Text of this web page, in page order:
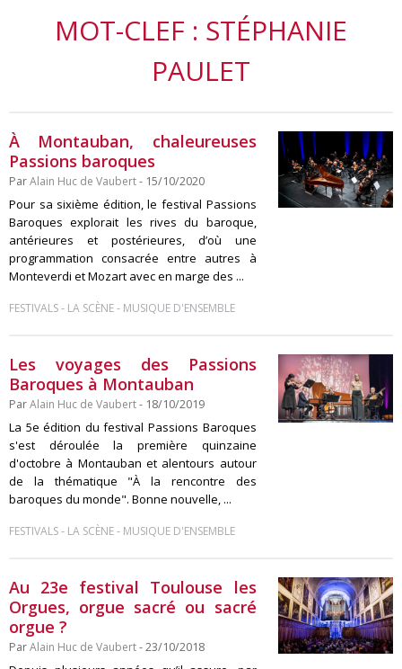
MOT-CLEF : STÉPHANIE
PAULET
À Montauban, chaleureuses
Passions baroques
ParAlain Huc de Vaubert- 15/10/2020
Pour sa sixième édition, le festival Passions
Baroques explorait les rives du baroque,
antérieures et postérieures, d’où une
programmation consacrée entre autres à
Monteverdi et Mozart avec en marge des ...
FESTIVALS- LA SCÈNE- MUSIQUE D'ENSEMBLE
Les voyages des Passions
Baroques à Montauban
ParAlain Huc de Vaubert- 18/10/2019
La 5e édition du festival Passions Baroques
s'est déroulée la première quinzaine
d'octobre à Montauban et alentours autour
de la thématique "À la rencontre des
baroques du monde". Bonne nouvelle, ...
FESTIVALS- LA SCÈNE- MUSIQUE D'ENSEMBLE
Au 23e festival Toulouse les
Orgues, orgue sacré ou sacré
orgue ?
ParAlain Huc de Vaubert- 23/10/2018